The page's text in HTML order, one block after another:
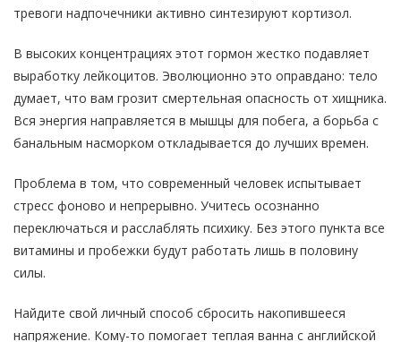
тревоги надпочечники активно синтезируют кортизол.
В высоких концентрациях этот гормон жестко подавляет
выработку лейкоцитов. Эволюционно это оправдано: тело
думает, что вам грозит смертельная опасность от хищника.
Вся энергия направляется в мышцы для побега, а борьба с
банальным насморком откладывается до лучших времен.
Проблема в том, что современный человек испытывает
стресс фоново и непрерывно. Учитесь осознанно
переключаться и расслаблять психику. Без этого пункта все
витамины и пробежки будут работать лишь в половину
силы.
Найдите свой личный способ сбросить накопившееся
напряжение. Кому-то помогает теплая ванна с английской